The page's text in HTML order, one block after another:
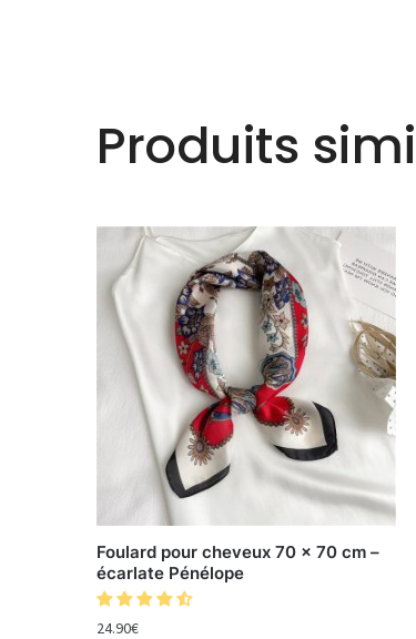
Produits
Foulard pour cheveux 70 x 70 cm –
écarlate Pénélope
24.90€